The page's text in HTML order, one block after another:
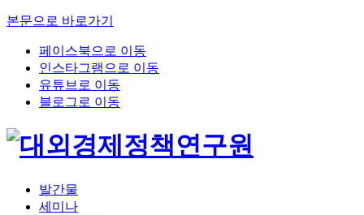
본문으로 바로가기
페이스북으로 이동
인스타그램으로 이동
유튜브로 이동
블로그로 이동
발간물
세미나